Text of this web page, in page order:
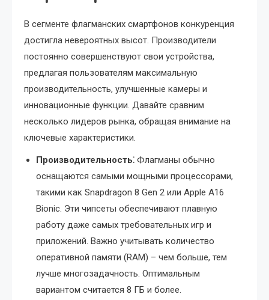
В сегменте флагманских смартфонов конкуренция
достигла невероятных высот. Производители
постоянно совершенствуют свои устройства,
предлагая пользователям максимальную
производительность, улучшенные камеры и
инновационные функции. Давайте сравним
несколько лидеров рынка, обращая внимание на
ключевые характеристики.
Производительность⁚ Флагманы обычно
оснащаются самыми мощными процессорами,
такими как Snapdragon 8 Gen 2 или Apple A16
Bionic. Эти чипсеты обеспечивают плавную
работу даже самых требовательных игр и
приложений. Важно учитывать количество
оперативной памяти (RAM) – чем больше, тем
лучше многозадачность. Оптимальным
вариантом считается 8 ГБ и более.